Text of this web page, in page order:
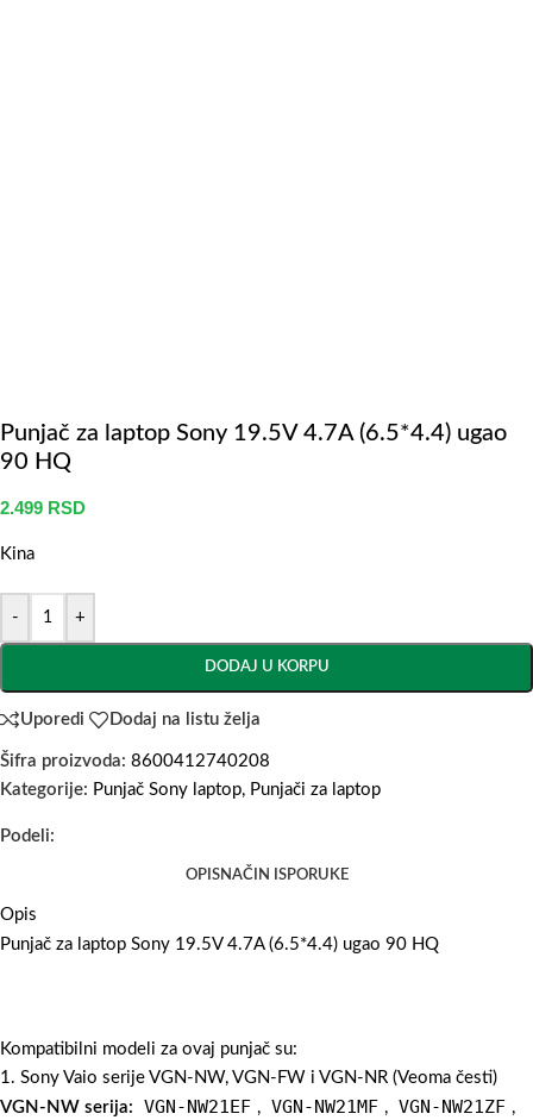
Punjač za laptop Sony 19.5V 4.7A (6.5*4.4) ugao
90 HQ
2.499 RSD
Kina
- +
DODAJ U KORPU
Uporedi Dodaj na listu želja
Šifra proizvoda: 8600412740208
Kategorije: Punjač Sony laptop, Punjači za laptop
Podeli:
OPISNAČIN ISPORUKE
Opis
Punjač za laptop Sony 19.5V 4.7A (6.5*4.4) ugao 90 HQ
Kompatibilni modeli za ovaj punjač su:
1. Sony Vaio serije VGN-NW, VGN-FW i VGN-NR (Veoma česti)
VGN-NW serija:
VGN-NW21EF , VGN-NW21MF , VGN-NW21ZF ,